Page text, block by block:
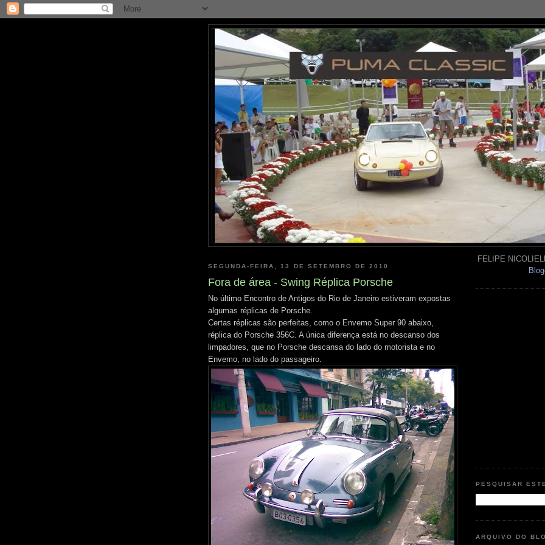
SEGUNDA-FEIRA, 13 DE SETEMBRO DE 2010
Fora de área - Swing Réplica Porsche
No último Encontro de Antigos do Rio de Janeiro estiveram expostas
algumas réplicas de Porsche.
Certas réplicas são perfeitas, como o Envemo Super 90 abaixo,
réplica do Porsche 356C. A única diferença está no descanso dos
limpadores, que no Porsche descansa do lado do motorista e no
Envemo, no lado do passageiro.
FELIPE
PESQUISAR
ARQUIVO DO